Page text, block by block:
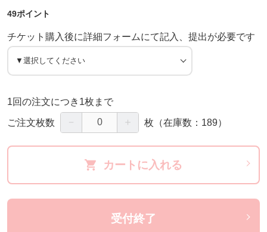
49ポイント
チケット購入後に詳細フォームにて記入、提出が必要です
1回の注文につき1枚まで
ご注文枚数 － ＋ 枚 （在庫数：189）
カートに入れる
受付終了